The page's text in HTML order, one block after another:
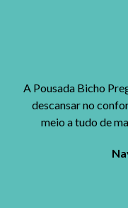
A Pousada Bicho
descansar no
meio a tudo de